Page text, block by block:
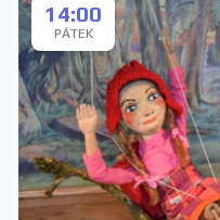
14:00
PÁTEK